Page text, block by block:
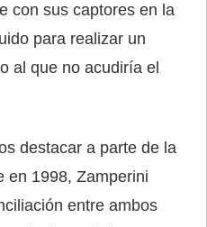
con sus captores en la
para realizar un
al que no acudiría el
destacar a parte de la
en 1998, Zamperini
entre ambos